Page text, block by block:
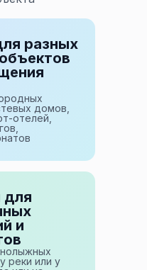
разных
домов,
отелей,
для
и
реки или у